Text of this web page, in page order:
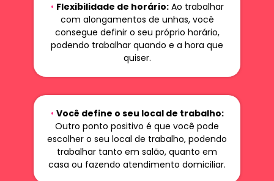
• Flexibilidade de horário:Ao trabalhar
com alongamentos de unhas, você
consegue definir o seu próprio horário,
podendo trabalhar quando e a hora que
quiser.
• Você define o seu local de trabalho:
Outro ponto positivo é que você pode
escolher o seu local de trabalho, podendo
trabalhar tanto em salão, quanto em
casa ou fazendo atendimento domiciliar.